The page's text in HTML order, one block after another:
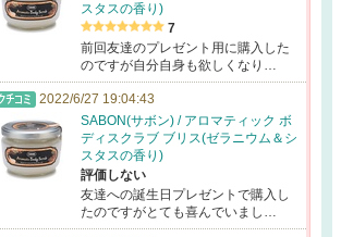
スタスの香り)
7
前回友達のプレゼント用に購入した
のですが自分自身も欲しくなり…
2022/6/27 19:04:43
SABON(サボン) / アロマティック ボ
ディスクラブ ブリス(ゼラニウム＆シ
スタスの香り)
評価しない
友達への誕生日プレゼントで購入し
たのですがとても喜んでいまし…